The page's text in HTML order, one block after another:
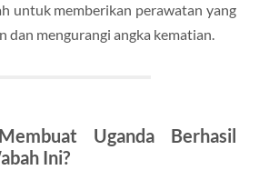
untuk memberikan perawatan yang
dan mengurangi angka kematian.
Uganda Berhasil
Ini?